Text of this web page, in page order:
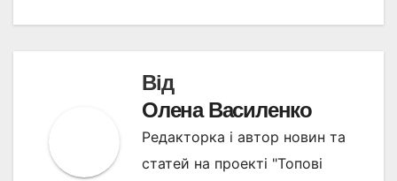
Від
Олена Василенко
Редакторка і автор новин та
статей на проекті "Топові